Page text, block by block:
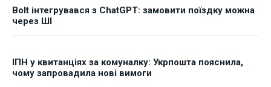
Bolt інтегрувався з ChatGPT: замовити поїздку можна
через ШІ
ІПН у квитанціях за комуналку: Укрпошта пояснила,
чому запровадила нові вимоги